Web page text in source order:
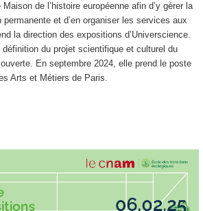
de l’histoire européenne afin d’y gérer la
permanente et d’en organiser les services aux
la direction des expositions d’Universcience.
du projet scientifique et culturel du
En septembre 2024, elle prend le poste
Arts et Métiers de Paris.